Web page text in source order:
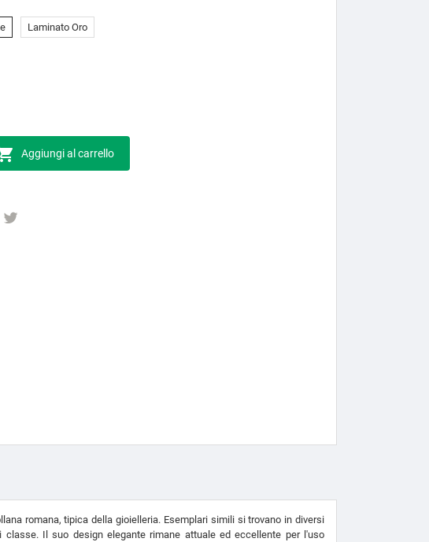
Laminato Oro
Aggiungi al carrello
romana, tipica della gioielleria. Esemplari simili si trovano in diversi
Il suo design elegante rimane attuale ed eccellente per l'uso